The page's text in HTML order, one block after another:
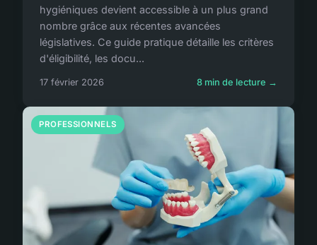
hygiéniques devient accessible à un plus grand
nombre grâce aux récentes avancées
législatives. Ce guide pratique détaille les critères
d'éligibilité, les docu...
17 février 2026 8 min de lecture →
PROFESSIONNELS